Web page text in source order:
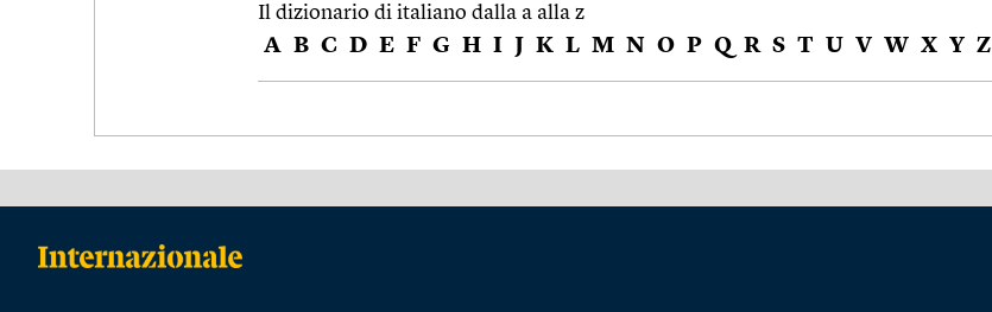
Il dizionario di italiano dalla a alla z
A B C D E F G H I J K L M N O P Q R S T U V W X Y Z